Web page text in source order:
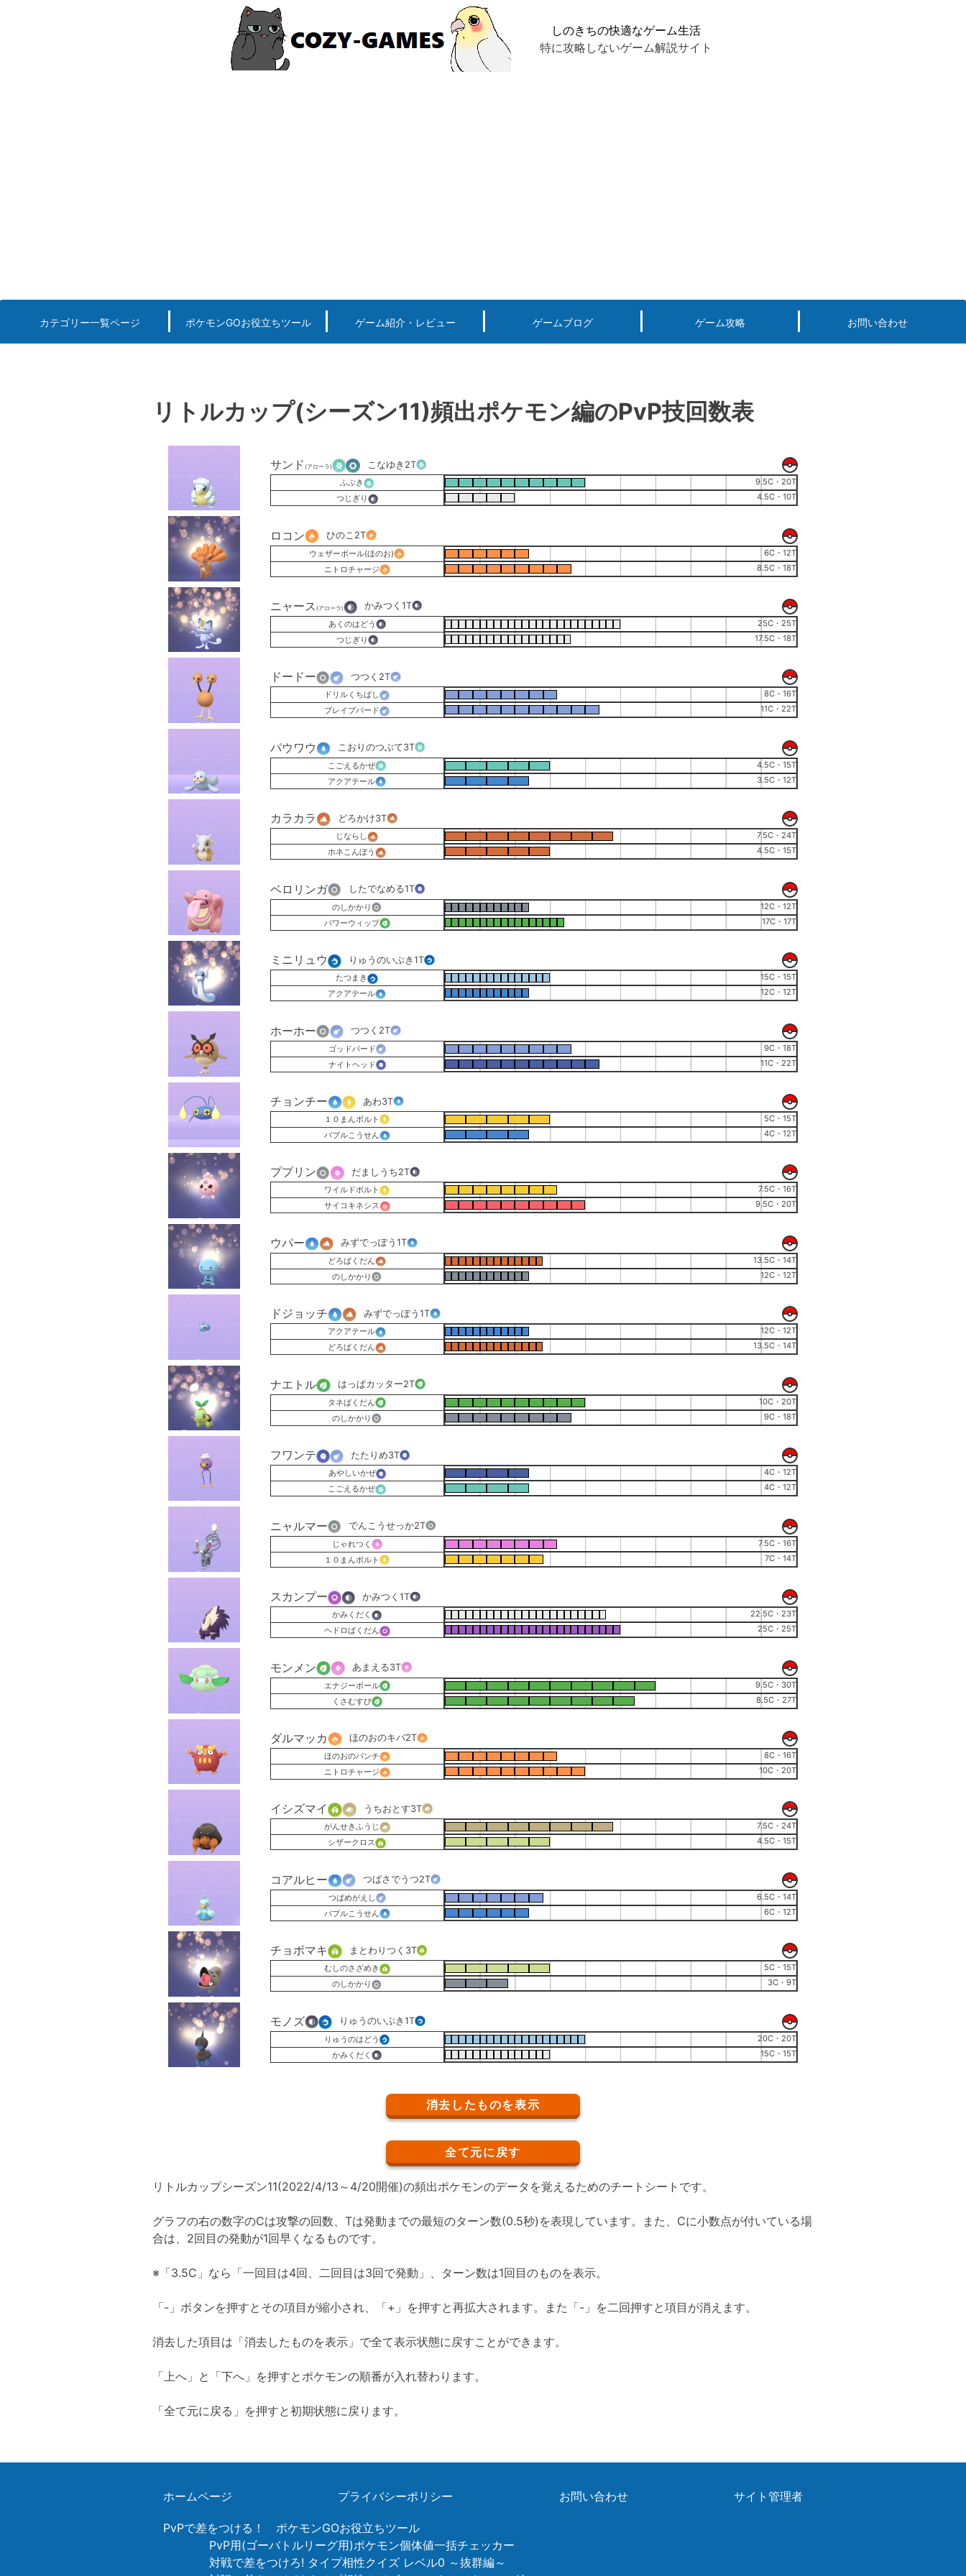
しのきちの快適なゲーム生活
特に攻略しないゲーム解説サイト
カテゴリー一覧ページ ポケモンGOお役立ちツール ゲーム紹介・レビュー ゲームブログ ゲーム攻略 お問い合わせ
リトルカップ(シーズン11)頻出ポケモン編のPvP技回数表
サンド (アローラ) こなゆき 2T
ふぶき
9.5C・20T
つじぎり
4.5C・10T
ロコン ひのこ 2T
ウェザーボール(ほのお)
6C・12T
ニトロチャージ
8.5C・18T
ニャース (アローラ) かみつく 1T
あくのはどう
25C・25T
つじぎり
17.5C・18T
ドードー つつく 2T
ドリルくちばし
8C・16T
ブレイブバード
11C・22T
パウワウ こおりのつぶて3T
こごえるかぜ
4.5C・15T
アクアテール
3.5C・12T
カラカラ どろかけ3T
じならし
7.5C・24T
ホネこんぼう
4.5C・15T
ベロリンガ したでなめる1T
のしかかり
12C・12T
パワーウィップ
17C・17T
ミニリュウ りゅうのいぶき1T
たつまき
15C・15T
アクアテール
12C・12T
ホーホー つつく 2T
ゴッドバード
9C・18T
ナイトヘッド
11C・22T
チョンチー あわ3T
１０まんボルト
5C・15T
バブルこうせん
4C・12T
ププリン だましうち2T
ワイルドボルト
7.5C・16T
サイコキネシス
9.5C・20T
ウパー みずでっぽう 1T
どろばくだん
13.5C・14T
のしかかり
12C・12T
ドジョッチ みずでっぽう 1T
アクアテール
12C・12T
どろばくだん
13.5C・14T
ナエトル はっぱカッター2T
タネばくだん
10C・20T
のしかかり
9C・18T
フワンテ たたりめ3T
あやしいかぜ
4C・12T
こごえるかぜ
4C・12T
ニャルマー でんこうせっか2T
じゃれつく
7.5C・16T
１０まんボルト
7C・14T
スカンプー かみつく1T
かみくだく
22.5C・23T
ヘドロばくだん
25C・25T
モンメン あまえる3T
エナジーボール
9.5C・30T
くさむすび
8.5C・27T
ダルマッカ ほのおのキバ2T
ほのおのパンチ
8C・16T
ニトロチャージ
10C・20T
イシズマイ うちおとす3T
がんせきふうじ
7.5C・24T
シザークロス
4.5C・15T
コアルヒー つばさでうつ2T
つばめがえし
6.5C・14T
バブルこうせん
6C・12T
チョボマキ まとわりつく 3T
むしのさざめき
5C・15T
のしかかり
3C・9T
モノズ りゅうのいぶき1T
りゅうのはどう
20C・20T
かみくだく
15C・15T
消去したものを表示
全て元に戻す
リトルカップシーズン11(2022/4/13～4/20開催)の頻出ポケモンのデータを覚えるためのチートシートです。
グラフの右の数字のCは攻撃の回数、Tは発動までの最短のターン数(0.5秒)を表現しています。また、Cに小数点が付いている場
合は、2回目の発動が1回早くなるものです。
※「3.5C」なら「一回目は4回、二回目は3回で発動」、ターン数は1回目のものを表示。
「-」ボタンを押すとその項目が縮小され、「+」を押すと再拡大されます。また「-」を二回押すと項目が消えます。
消去した項目は「消去したものを表示」で全て表示状態に戻すことができます。
「上へ」と「下へ」を押すとポケモンの順番が入れ替わります。
「全て元に戻る」を押すと初期状態に戻ります。
ホームページ プライバシーポリシー お問い合わせ サイト管理者
PvPで差をつける！ ポケモンGOお役立ちツール
PvP用(ゴーバトルリーグ用)ポケモン個体値一括チェッカー
対戦で差をつけろ! タイプ相性クイズ レベル0 ～抜群編～